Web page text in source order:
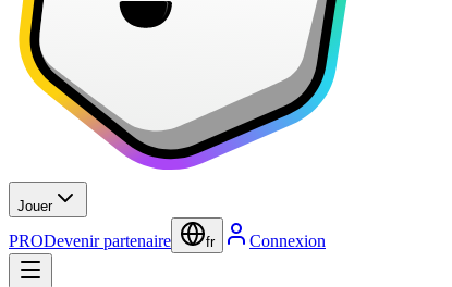
Jouer
PRODevenir partenaire fr Connexion